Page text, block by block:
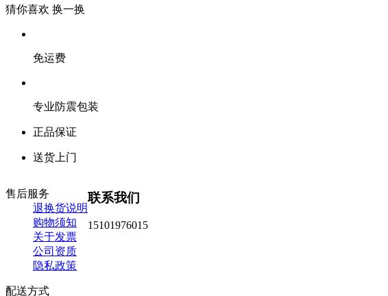
猜你喜欢 换一换
免运费
专业防震包装
正品保证
送货上门
售后服务
退换货说明
购物须知
关于发票
公司资质
隐私政策
配送方式
联系我们
15101976015